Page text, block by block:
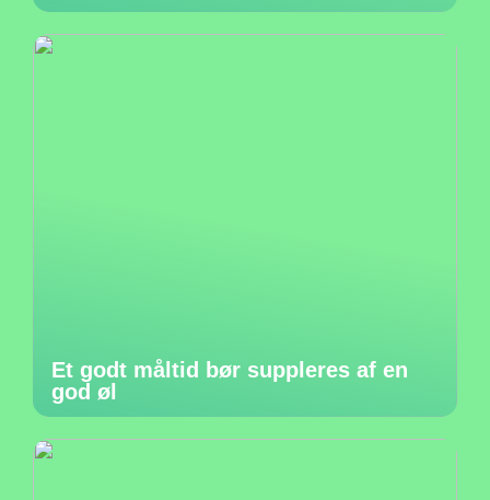
Et godt måltid bør suppleres af en
god øl